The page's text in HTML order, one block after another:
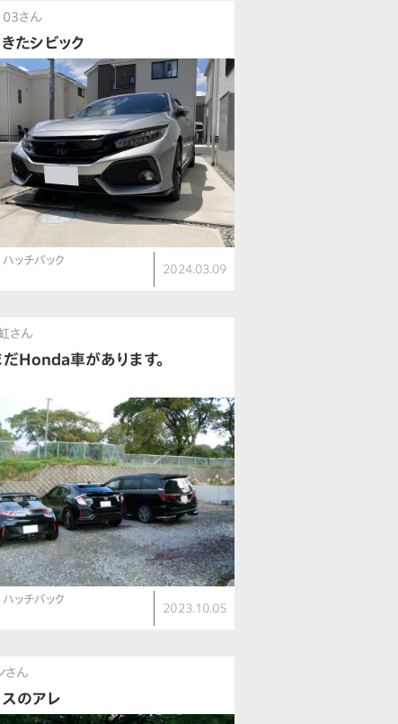
さん
たシビック
ハッチバック
2024.03.09
さん
だHonda車があります。
ハッチバック
2023.10.05
さん
のアレ